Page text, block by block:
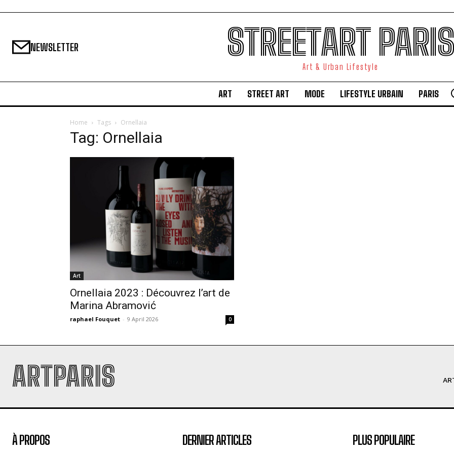
NEWSLETTER STREETART PARIS
Art & Urban Lifestyle
ART STREET ART MODE LIFESTYLE URBAIN PARIS
Home Tags Ornellaia
Tag: Ornellaia
Art
Ornellaia 2023 : Découvrez l’art de
Marina Abramović
raphael Fouquet - 9 April 2026 0
ARTPARIS
À PROPOS DERNIER ARTICLES PLUS POPULAIRE